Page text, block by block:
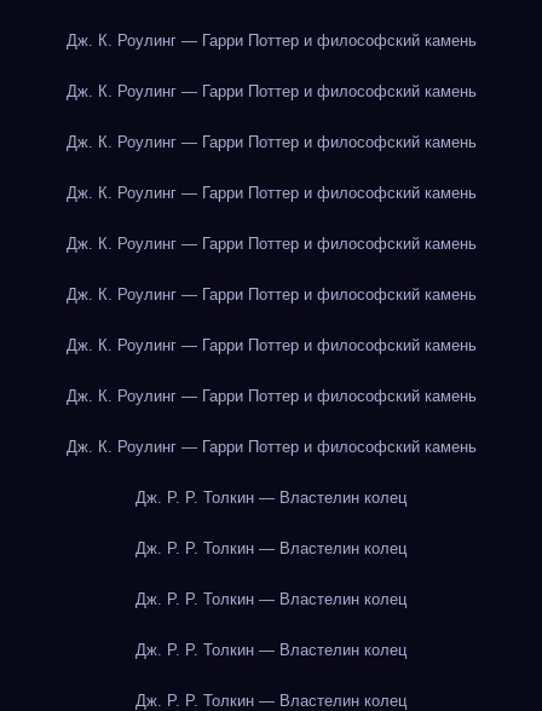
Дж. К. Роулинг — Гарри Поттер и философский камень
Дж. К. Роулинг — Гарри Поттер и философский камень
Дж. К. Роулинг — Гарри Поттер и философский камень
Дж. К. Роулинг — Гарри Поттер и философский камень
Дж. К. Роулинг — Гарри Поттер и философский камень
Дж. К. Роулинг — Гарри Поттер и философский камень
Дж. К. Роулинг — Гарри Поттер и философский камень
Дж. К. Роулинг — Гарри Поттер и философский камень
Дж. К. Роулинг — Гарри Поттер и философский камень
Дж. Р. Р. Толкин — Властелин колец
Дж. Р. Р. Толкин — Властелин колец
Дж. Р. Р. Толкин — Властелин колец
Дж. Р. Р. Толкин — Властелин колец
Дж. Р. Р. Толкин — Властелин колец